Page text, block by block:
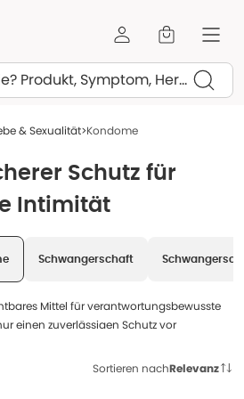
& Sexualität Kondome
Schutz für
Intimität
Schwangerschaft
Mittel für verantwortungsbewusste
einen zuverlässigen Schutz vor
oder die Partnerin vor sexuell
zu schützen. Bei medpex finden Sie
Sortieren nachRelevanz